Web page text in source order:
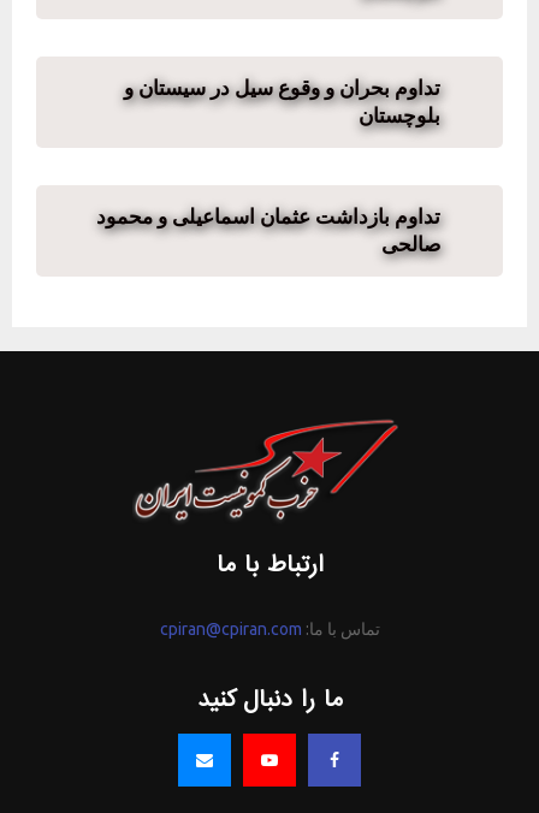
تداوم بحران و وقوع سیل در سیستان و
بلوچستان
تداوم بازداشت عثمان اسماعیلی و محمود
صالحی
ارتباط با ما
تماس با ما: cpiran@cpiran.com
ما را دنبال کنید